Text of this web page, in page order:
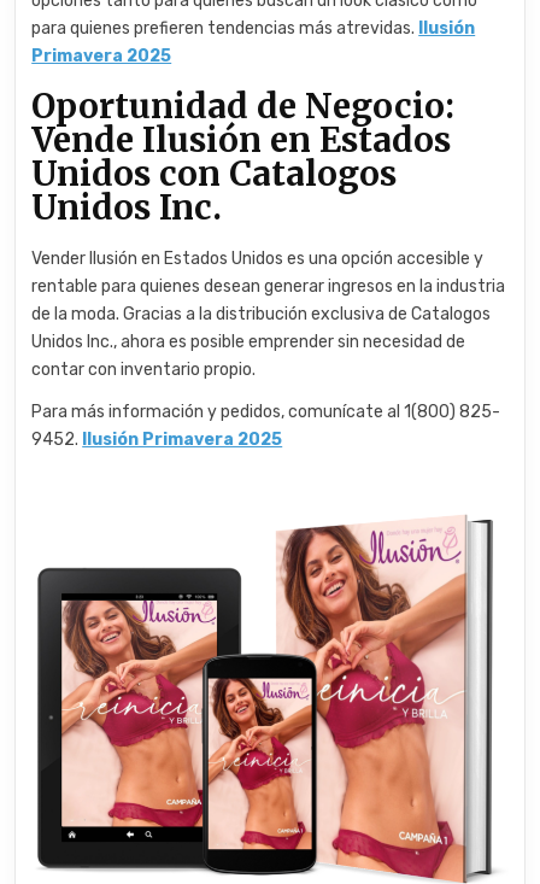
para quienes prefieren tendencias más atrevidas.
Ilusión
Primavera 2025
Oportunidad de Negocio:
Vende Ilusión en Estados
Unidos con Catalogos
Unidos Inc.
Vender Ilusión en Estados Unidos es una opción accesible y
rentable para quienes desean generar ingresos en la industria
de la moda. Gracias a la distribución exclusiva de Catalogos
Unidos Inc., ahora es posible emprender sin necesidad de
contar con inventario propio.
Para más información y pedidos, comunícate al 1(800) 825-
9452.
Ilusión Primavera 2025